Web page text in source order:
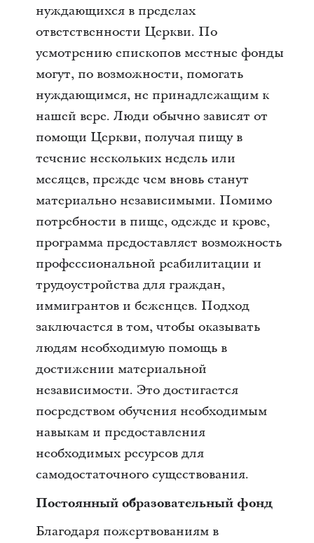
нуждающихся в пределах
ответственности Церкви. По
усмотрению епископов местные фонды
могут, по возможности, помогать
нуждающимся, не принадлежащим к
нашей вере. Люди обычно зависят от
помощи Церкви, получая пищу в
течение нескольких недель или
месяцев, прежде чем вновь станут
материально независимыми. Помимо
потребности в пище, одежде и крове,
программа предоставляет возможность
профессиональной реабилитации и
трудоустройства для граждан,
иммигрантов и беженцев. Подход
заключается в том, чтобы оказывать
людям необходимую помощь в
достижении материальной
независимости. Это достигается
посредством обучения необходимым
навыкам и предоставления
необходимых ресурсов для
самодостаточного существования.
Постоянный образовательный фонд
Благодаря пожертвованиям в